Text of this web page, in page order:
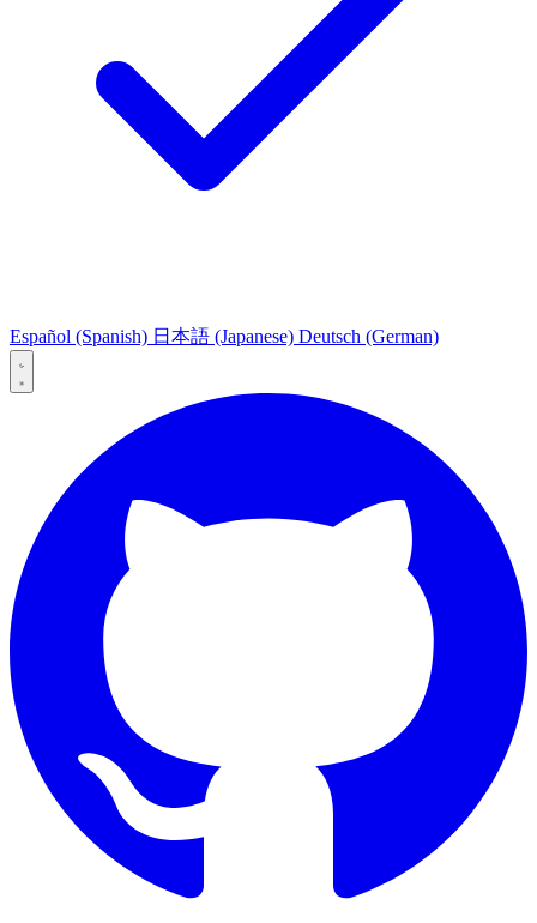
Español (Spanish) 日本語 (Japanese) Deutsch (German)